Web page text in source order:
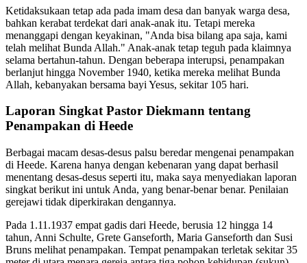
Ketidaksukaan tetap ada pada imam desa dan banyak warga desa,
bahkan kerabat terdekat dari anak-anak itu. Tetapi mereka
menanggapi dengan keyakinan, "Anda bisa bilang apa saja, kami
telah melihat Bunda Allah." Anak-anak tetap teguh pada klaimnya
selama bertahun-tahun. Dengan beberapa interupsi, penampakan
berlanjut hingga November 1940, ketika mereka melihat Bunda
Allah, kebanyakan bersama bayi Yesus, sekitar 105 hari.
Laporan Singkat Pastor Diekmann tentang
Penampakan di Heede
Berbagai macam desas-desus palsu beredar mengenai penampakan
di Heede. Karena hanya dengan kebenaran yang dapat berhasil
menentang desas-desus seperti itu, maka saya menyediakan laporan
singkat berikut ini untuk Anda, yang benar-benar benar. Penilaian
gerejawi tidak diperkirakan dengannya.
Pada 1.11.1937 empat gadis dari Heede, berusia 12 hingga 14
tahun, Anni Schulte, Grete Ganseforth, Maria Ganseforth dan Susi
Bruns melihat penampakan. Tempat penampakan terletak sekitar 35